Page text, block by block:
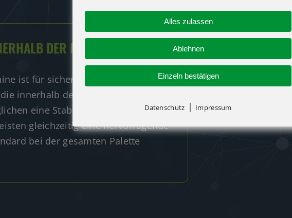
DER MASCHINE BLEIBEN
ist für sicheres Arbeiten
innerhalb der Kontur der
eine Stabilisierung selbst auf
gleichzeitig eine hervorragende
bei der gesamten Palette
Alles zulassen
Ablehnen
Einzeln bestätigen
Datenschutz | Impressum